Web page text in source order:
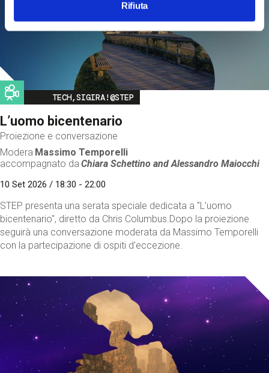
Rifiuta
Image
TECH,SIGIRA!@STEP
L’uomo bicentenario
Proiezione e conversazione
Modera Massimo Temporelli
accompagnato da Chiara Schettino andAlessandro Maiocchi
10 Set 2026 / 18:30 - 22:00
STEP presenta una serata speciale dedicata a "L’uomo
bicentenario", diretto da Chris Columbus.Dopo la proiezione
seguirà una conversazione moderata da Massimo Temporelli
con la partecipazione di ospiti d'eccezione.